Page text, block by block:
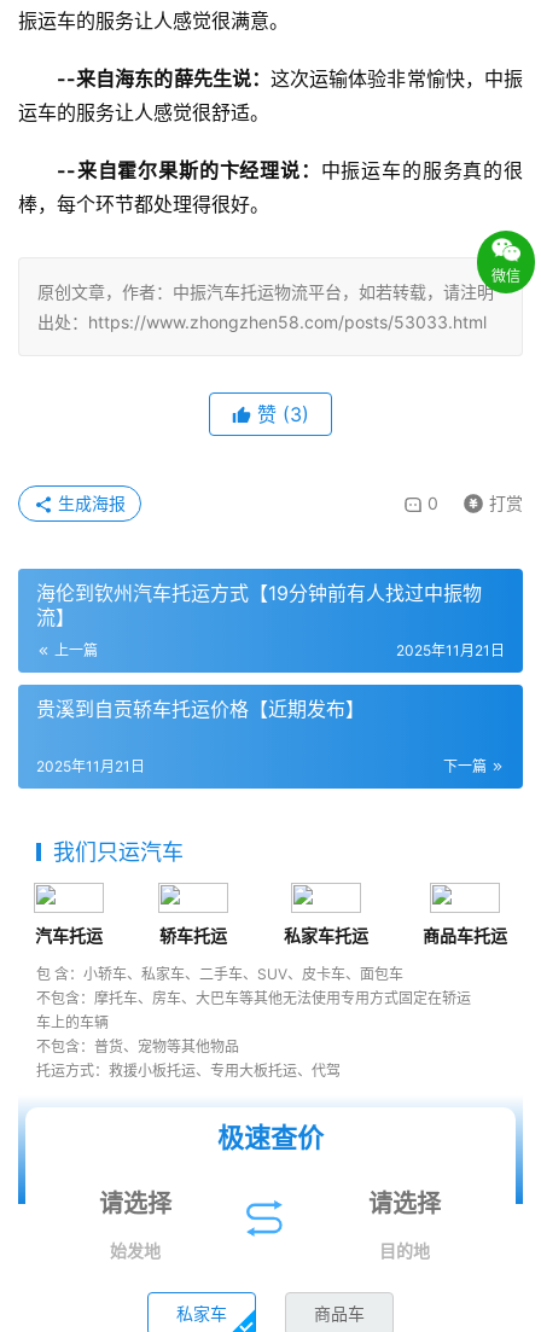
振运车的服务让人感觉很满意。
--来自海东的薛先生说： 这次运输体验非常愉快，中振
运车的服务让人感觉很舒适。
--来自霍尔果斯的卞经理说： 中振运车的服务真的很
棒，每个环节都处理得很好。
原创文章，作者：中振汽车托运物流平台，如若转载，请注明
出处：https://www.zhongzhen58.com/posts/53033.html
赞 (3)
0 打赏
生成海报
海伦到钦州汽车托运方式【19分钟前有人找过中振物
流】
上一篇 2025年11月21日
贵溪到自贡轿车托运价格【近期发布】
下一篇
2025年11月21日
我们只运汽车
汽车托运 轿车托运 私家车托运 商品车托运
包 含：小轿车、私家车、二手车、SUV、皮卡车、面包车
不包含：摩托车、房车、大巴车等其他无法使用专用方式固定在轿运
车上的车辆
不包含：普货、宠物等其他物品
托运方式：救援小板托运、专用大板托运、代驾
极速查价
始发地 目的地
私家车 商品车
微信